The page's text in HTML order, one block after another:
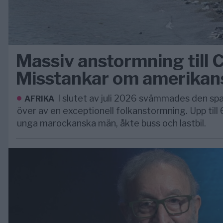
Massiv anstormning till
Misstankar om
AFRIKA
I slutet av juli 2026 svämmades den
över av en exceptionell folkanstormning. Upp
unga marockanska män, åkte buss och lastbil.